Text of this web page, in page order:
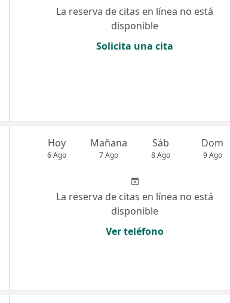
La reserva de citas en línea no está
disponible
Solicita una cita
Hoy
6 Ago
Mañana
7 Ago
Sáb
8 Ago
Dom
9 Ago
La reserva de citas en línea no está
disponible
Ver teléfono